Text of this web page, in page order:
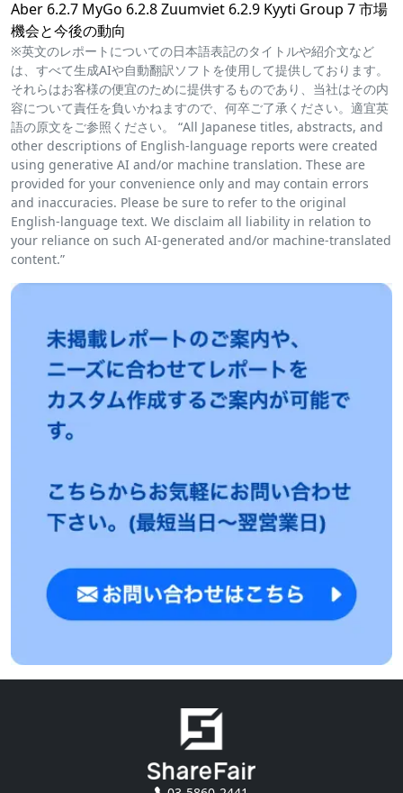
Aber 6.2.7 MyGo 6.2.8 Zuumviet 6.2.9 Kyyti Group 7 市場
機会と今後の動向
※英文のレポートについての日本語表記のタイトルや紹介文など
は、すべて生成AIや自動翻訳ソフトを使用して提供しております。
それらはお客様の便宜のために提供するものであり、当社はその内
容について責任を負いかねますので、何卒ご了承ください。適宜英
語の原文をご参照ください。 “All Japanese titles, abstracts, and
other descriptions of English-language reports were created
using generative AI and/or machine translation. These are
provided for your convenience only and may contain errors
and inaccuracies. Please be sure to refer to the original
English-language text. We disclaim all liability in relation to
your reliance on such AI-generated and/or machine-translated
content.”